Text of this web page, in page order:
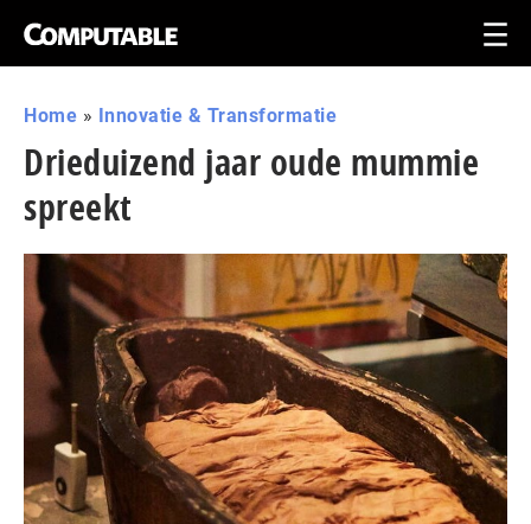
Home » Innovatie & Transformatie
Drieduizend jaar oude mummie
spreekt